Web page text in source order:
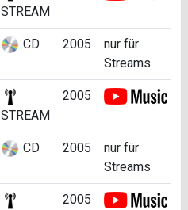
STREAM
CD 2005
nur für
Streams
STREAM
2005
CD 2005
nur für
Streams
2005